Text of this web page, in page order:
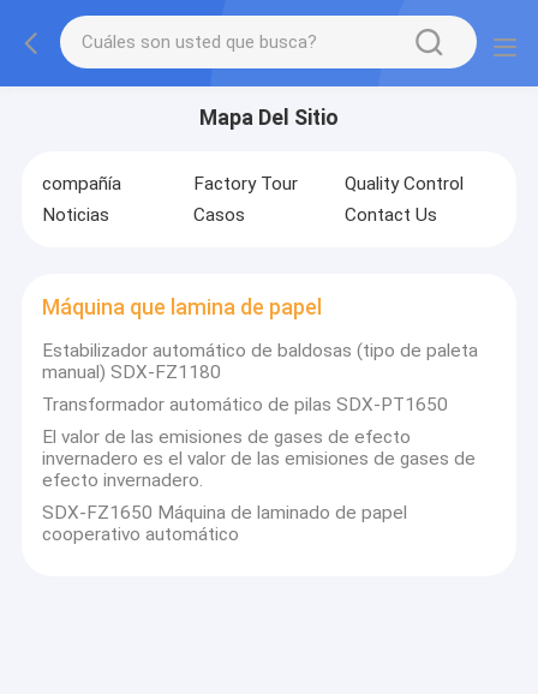
Mapa Del Sitio
compañía Factory Tour
Quality Control
Noticias
Casos Contact Us
Máquina que lamina de papel
Estabilizador automático de baldosas (tipo de paleta
manual) SDX-FZ1180
Transformador automático de pilas SDX-PT1650
El valor de las emisiones de gases de efecto
invernadero es el valor de las emisiones de gases de
efecto invernadero.
SDX-FZ1650 Máquina de laminado de papel
cooperativo automático